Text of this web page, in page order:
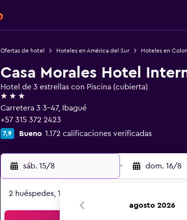
Ofertas de hotel Hoteles en América del Sur Hoteles en
Casa Morales Hotel
Hotel de 3 estrellas con Piscina (cubierta)
3 estrellas
Carretera 3 3-47, Ibagué
+57 315 372 2423
7,9 Bueno 1.172 calificaciones verificadas
sáb. 15/8 - dom. 16/8
2 huéspedes, 1 habitación
agosto 2026